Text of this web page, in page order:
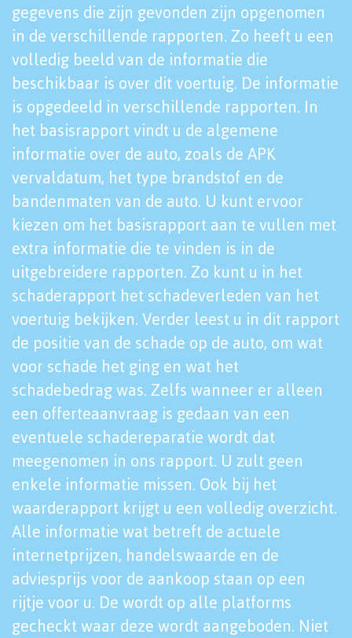
gegevens die zijn gevonden zijn opgenomen
in de verschillende rapporten. Zo heeft u een
volledig beeld van de informatie die
beschikbaar is over dit voertuig. De informatie
is opgedeeld in verschillende rapporten. In
het basisrapport vindt u de algemene
informatie over de auto, zoals de APK
vervaldatum, het type brandstof en de
bandenmaten van de auto. U kunt ervoor
kiezen om het basisrapport aan te vullen met
extra informatie die te vinden is in de
uitgebreidere rapporten. Zo kunt u in het
schaderapport het schadeverleden van het
voertuig bekijken. Verder leest u in dit rapport
de positie van de schade op de auto, om wat
voor schade het ging en wat het
schadebedrag was. Zelfs wanneer er alleen
een offerteaanvraag is gedaan van een
eventuele schadereparatie wordt dat
meegenomen in ons rapport. U zult geen
enkele informatie missen. Ook bij het
waarderapport krijgt u een volledig overzicht.
Alle informatie wat betreft de actuele
internetprijzen, handelswaarde en de
adviesprijs voor de aankoop staan op een
rijtje voor u. De wordt op alle platforms
gecheckt waar deze wordt aangeboden. Niet